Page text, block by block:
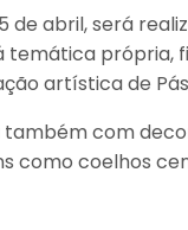
de abril, será
própria,
artística de
também com
como coelhos